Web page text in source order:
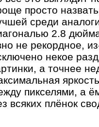
просто
среди
2.8
не рекордное,
некое
а точнее
пикселями, а
всяких плёнок